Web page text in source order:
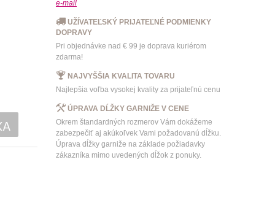
e-mail
UŽÍVATEĽSKÝ PRIJATEĽNÉ PODMIENKY
DOPRAVY
Pri objednávke nad € 99 je doprava kuriérom
zdarma!
NAJVYŠŠIA KVALITA TOVARU
Najlepšia voľba vysokej kvality za prijateľnú cenu
ÚPRAVA DĹŽKY GARNIŽE V CENE
Okrem štandardných rozmerov Vám dokážeme
zabezpečiť aj akúkoľvek Vami požadovanú dĺžku.
Úprava dĺžky garniže na základe požiadavky
zákazníka mimo uvedených dĺžok z ponuky.